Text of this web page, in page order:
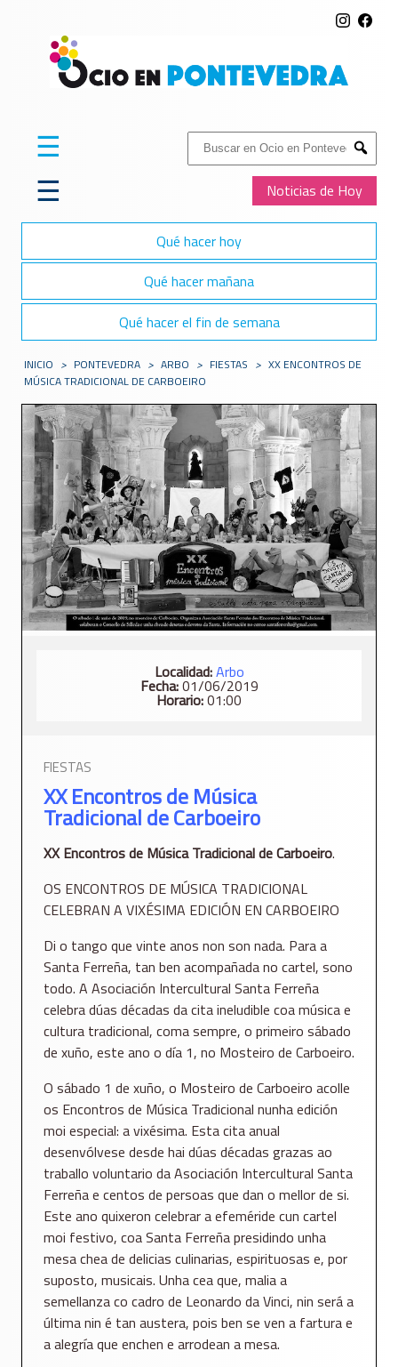
Buscar:
Submit
Noticias de Hoy
☰
☰
Qué hacer hoy
Qué hacer mañana
Qué hacer el fin de semana
INICIO > PONTEVEDRA > ARBO > FIESTAS > XX ENCONTROS DE
MÚSICA TRADICIONAL DE CARBOEIRO
Localidad:Arbo
Fecha:01/06/2019
Horario:01:00
FIESTAS
XX Encontros de Música
Tradicional de Carboeiro
XX Encontros de Música Tradicional de Carboeiro.
OS ENCONTROS DE MÚSICA TRADICIONAL
CELEBRAN A VIXÉSIMA EDICIÓN EN CARBOEIRO
Di o tango que vinte anos non son nada. Para a
Santa Ferreña, tan ben acompañada no cartel, sono
todo. A Asociación Intercultural Santa Ferreña
celebra dúas décadas da cita ineludible coa música e
cultura tradicional, coma sempre, o primeiro sábado
de xuño, este ano o día 1, no Mosteiro de Carboeiro.
O sábado 1 de xuño, o Mosteiro de Carboeiro acolle
os Encontros de Música Tradicional nunha edición
moi especial: a vixésima. Esta cita anual
desenvólvese desde hai dúas décadas grazas ao
traballo voluntario da Asociación Intercultural Santa
Ferreña e centos de persoas que dan o mellor de si.
Este ano quixeron celebrar a efeméride cun cartel
moi festivo, coa Santa Ferreña presidindo unha
mesa chea de delicias culinarias, espirituosas e, por
suposto, musicais. Unha cea que, malia a
semellanza co cadro de Leonardo da Vinci, nin será a
última nin é tan austera, pois ben se ven a fartura e
a alegría que enchen e arrodean a mesa.